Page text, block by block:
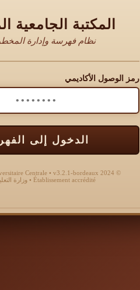
المكتبة الجامعية
نظام فهرسة وإدارة
رمز الوصول الأكاديمي
الدخول إلى
© 2024 Bibliothèque Universitaire Centrale • v3.2.1-bordeaux
Établissement accrédité • وزارة التعليم العالي